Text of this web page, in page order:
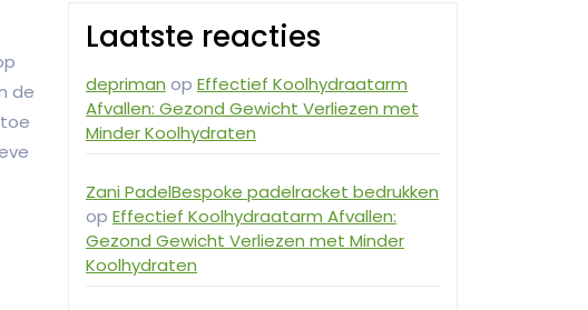
de
Laatste reacties
depriman op Effectief Koolhydraatarm
Afvallen: Gezond Gewicht Verliezen met
Minder Koolhydraten
Zani PadelBespoke padelracket bedrukken
op Effectief Koolhydraatarm Afvallen:
Gezond Gewicht Verliezen met Minder
Koolhydraten